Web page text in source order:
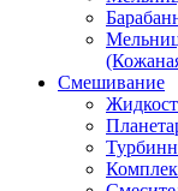
Смешивание